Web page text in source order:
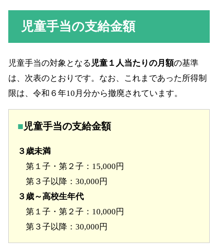
児童手当の支給金額
児童手当の対象となる 児童１人当たりの月額の基準
は、次表のとおりです。なお、これまであった所得制
限は、令和６年10月分から撤廃されています。
児童手当の支給金額
３歳未満
第１子・第２子：15,000円
第３子以降：30,000円
３歳～高校生年代
第１子・第２子：10,000円
第３子以降：30,000円